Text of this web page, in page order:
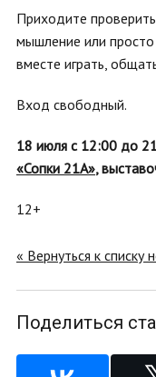
Приходите
мышление или
вместе играть,
Вход свободный.
18 июля с 12:00 до
«Сопки 21А»,
12+
« Вернуться к списку
Поделиться